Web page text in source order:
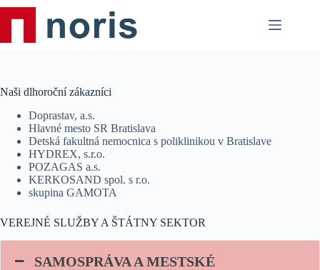
Skip
Naši dlhoroční zákazníci
Doprastav, a.s.
Hlavné mesto SR Bratislava
Detská fakultná nemocnica s poliklinikou v Bratislave
HYDREX, s.r.o.
POZAGAS a.s.
KERKOSAND spol. s r.o.
skupina GAMOTA
VEREJNÉ SLUŽBY A ŠTÁTNY SEKTOR
SAMOSPRÁVA A MESTSKÉ